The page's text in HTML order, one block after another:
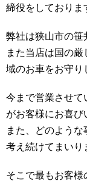
締役をしており
弊社は狭山市の笹
また当店は国の
域のお車をお守り
今まで営業させて
がお客様にお喜び
また、どのよう
考え続けてまいり
そこで最もお客様